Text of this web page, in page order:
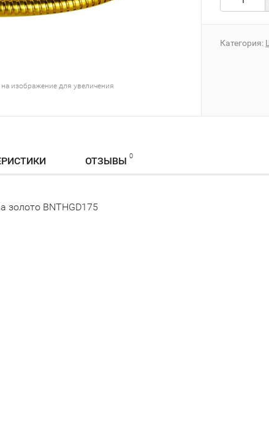
изображение для увеличения
Категория:
ОТЗЫВЫ 0
золото BNTHGD175